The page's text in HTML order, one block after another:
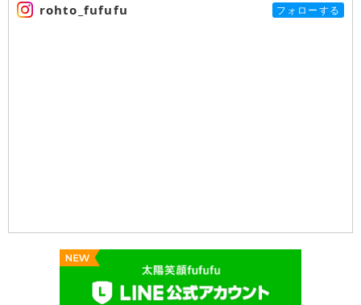
rohto_fufufu フォローする